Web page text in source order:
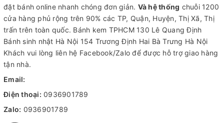
đặt bánh online nhanh chóng đơn giản. Và hệ thống chuỗi 1200
cửa hàng phủ rộng trên 90% các TP, Quận, Huyện, Thị Xã, Thị
trấn trên toàn quốc. Bánh kem TPHCM130 Lê Quang Định
Bánh sinh nhật Hà Nội 154 Trương Định Hai Bà Trưng Hà Nội
Khách vui lòng liên hệ Facebook/Zalo để được hỗ trợ giao hàng
tận nhà.
Email:
Điện thoại: 0936901789
Zalo: 0936901789